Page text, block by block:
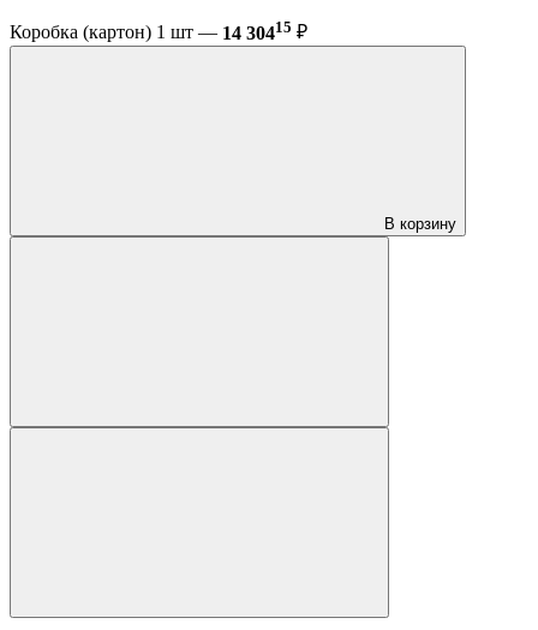
Коробка (картон) 1 шт — 14 30415 ₽
В корзину